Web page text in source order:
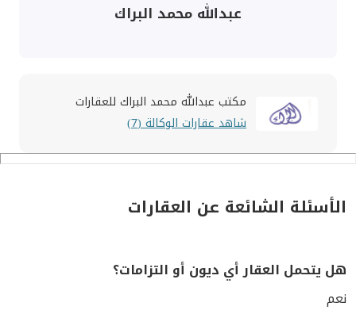
عبدالله محمد البراك
مكتب عبدالله محمد البراك للعقارات
شاهد عقارات الوكالة (7)
الأسئلة الشائعة عن العقارات
هل يتحمل العقار أي ديون أو التزامات؟
نعم